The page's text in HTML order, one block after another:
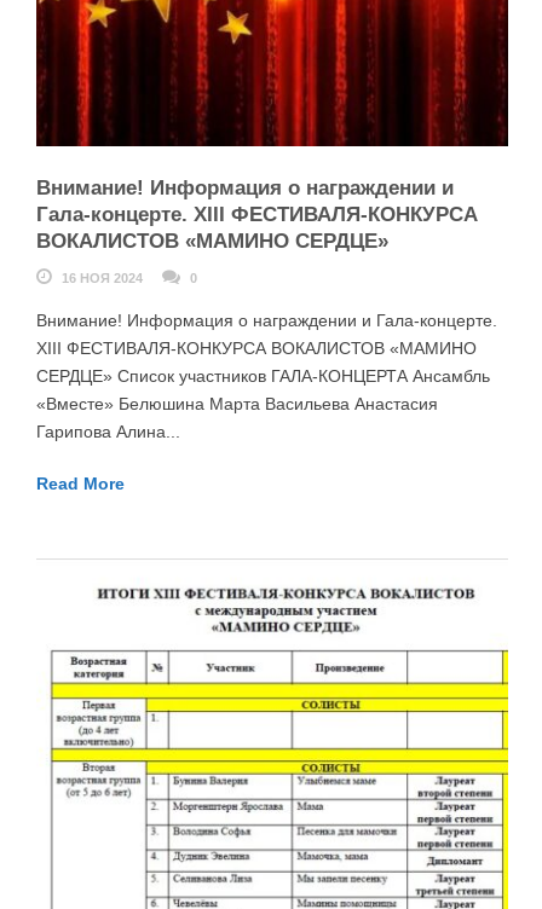
Внимание! Информация о награждении и
Гала-концерте. XIII ФЕСТИВАЛЯ-КОНКУРСА
ВОКАЛИСТОВ «МАМИНО СЕРДЦЕ»
16 НОЯ 2024 0
Внимание! Информация о награждении и Гала-концерте.
XIII ФЕСТИВАЛЯ-КОНКУРСА ВОКАЛИСТОВ «МАМИНО
СЕРДЦЕ» Список участников ГАЛА-КОНЦЕРТА Ансамбль
«Вместе» Белюшина Марта Васильева Анастасия
Гарипова Алина...
Read More